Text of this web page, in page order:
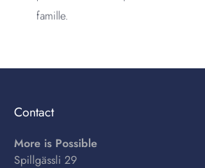
famille.
Contact
More is Possible
Spillgässli 29